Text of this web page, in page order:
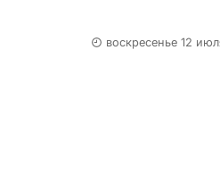
воскресенье 12